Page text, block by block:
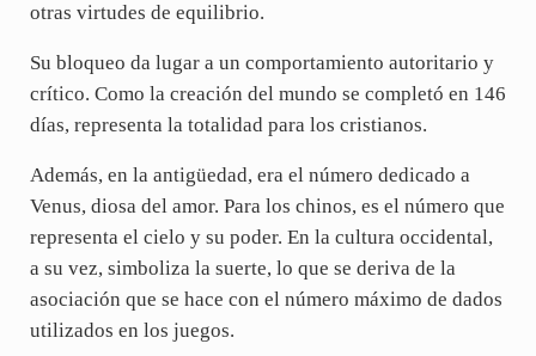
otras virtudes de equilibrio.
Su bloqueo da lugar a un comportamiento autoritario y
crítico. Como la creación del mundo se completó en 146
días, representa la totalidad para los cristianos.
Además, en la antigüedad, era el número dedicado a
Venus, diosa del amor. Para los chinos, es el número que
representa el cielo y su poder. En la cultura occidental,
a su vez, simboliza la suerte, lo que se deriva de la
asociación que se hace con el número máximo de dados
utilizados en los juegos.